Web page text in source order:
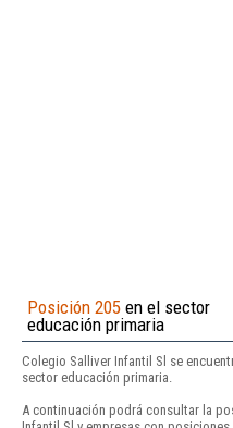
Posición 205 en el sector
educación primaria
Colegio Salliver Infantil Sl se
sector educación primaria.
A continuación podrá consultar la